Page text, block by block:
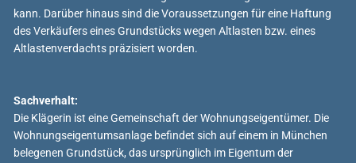
kann. Darüber hinaus sind die Voraussetzungen für eine Haftung
des Verkäufers eines Grundstücks wegen Altlasten bzw. eines
Altlastenverdachts präzisiert worden.
Sachverhalt:
Die Klägerin ist eine Gemeinschaft der Wohnungseigentümer. Die
Wohnungseigentumsanlage befindet sich auf einem in München
belegenen Grundstück, das ursprünglich im Eigentum der